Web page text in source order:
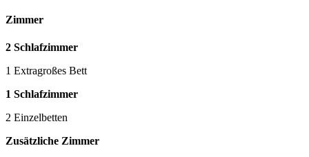
Zimmer
2 Schlafzimmer
1 Extragroßes Bett
1 Schlafzimmer
2 Einzelbetten
Zusätzliche Zimmer